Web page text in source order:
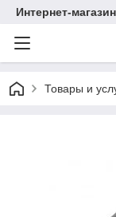
Интернет-
Товары и